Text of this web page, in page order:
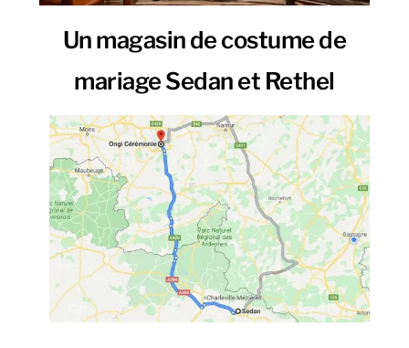
Un magasin de costume de
mariage Sedan et Rethel